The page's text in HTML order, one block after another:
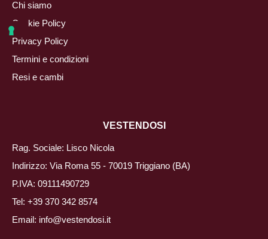
Chi siamo
Cookie Policy
Privacy Policy
Termini e condizioni
Resi e cambi
VESTENDOSI
Rag. Sociale: Lisco Nicola
Indirizzo: Via Roma 55 - 70019 Triggiano (BA)
P.IVA: 09111490729
Tel: +39 370 342 8574
Email: info@vestendosi.it